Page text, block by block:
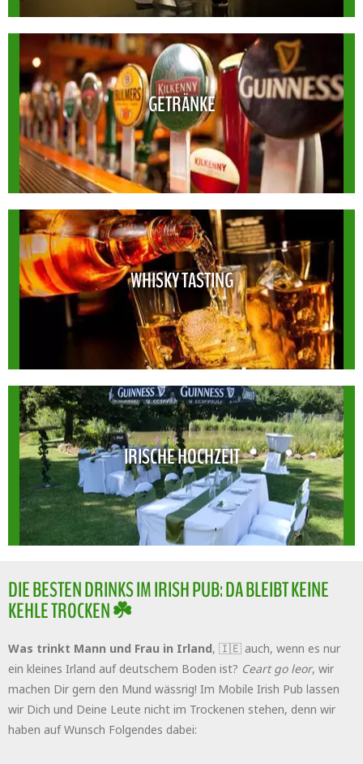
GETRÄNKE
GETRÄNKE
WHISKY TASTING
WHISKY TASTING
IRISCHE HOCHZEIT
IRISCHE HOCHZEIT
DIE BESTEN DRINKS IM IRISH PUB: DA BLEIBT KEINE
KEHLE TROCKEN ☘️
Was trinkt Mann und Frau in Irland, 🇮🇪 auch, wenn es nur
ein kleines Irland auf deutschem Boden ist? Ceart go leor, wir
machen Dir gern den Mund wässrig! Im Mobile Irish Pub lassen
wir Dich und Deine Leute nicht im Trockenen stehen, denn wir
haben auf Wunsch Folgendes dabei: